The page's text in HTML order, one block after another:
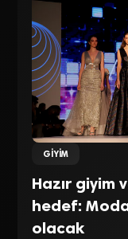
GIYIM
Hazır
hedef:
olacak